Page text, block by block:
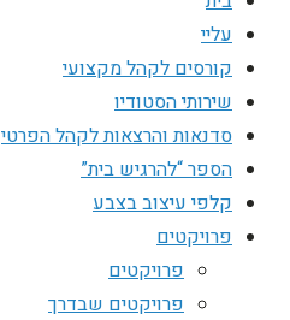
עליי
קורסים לקהל מקצועי
שירותי הסטודיו
סדנאות והרצאות לקהל הפרטי
הספר “להרגיש בית”
קלפי עיצוב בצבע
פרויקטים
פרויקטים
פרויקטים שבדרך